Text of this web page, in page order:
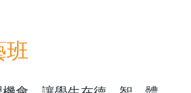
班